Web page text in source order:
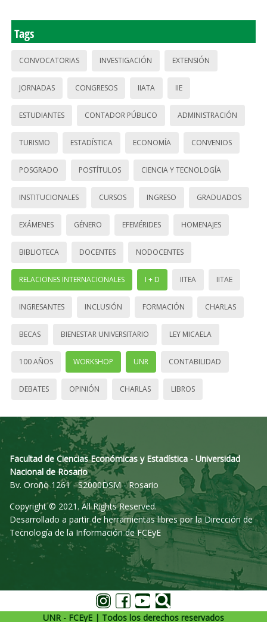
Tags
CONVOCATORIAS INVESTIGACIÓN EXTENSIÓN
JORNADAS CONGRESOS IIATA IIE
ESTUDIANTES CONTADOR PÚBLICO ADMINISTRACIÓN
TURISMO ESTADÍSTICA ECONOMÍA CONVENIOS
POSGRADO POSTÍTULOS CIENCIA Y TECNOLOGÍA
INSTITUCIONALES CURSOS INGRESO GRADUADOS
EXÁMENES GÉNERO EFEMÉRIDES HOMENAJES
BIBLIOTECA DOCENTES NODOCENTES
RELACIONES INTERNACIONALES I + D IITEA IITAE
INGRESANTES INCLUSIÓN FORMACIÓN CHARLAS
BECAS BIENESTAR UNIVERSITARIO LEY MICAELA
100 AÑOS WORKSHOP UNR CONTABILIDAD
DEBATES OPINIÓN CHARLAS LIBROS
Facultad de Ciencias Económicas y Estadística - Universidad
Nacional de Rosario
Bv. Oroño 1261 - S2000DSM - Rosario
Copyright © 2021. All Rights Reserved.
Desarrollado a partir de herramientas libres por la Dirección de
Tecnología de la Información de FCEyE
UNR - FCEyE | Todos los derechos reservados